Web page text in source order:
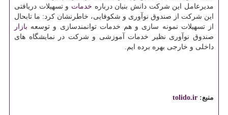
مدیرعامل این شرکت دانش بنیان درباره خدمات و تسهیلات دریافتی
این شرکت از صندوق نوآوری و شکوفایی، خاطرنشان کرد: ما تابحال
از تسهیلات نمونه سازی و هم خدمات توانمندسازی و توسعه بازار
صندوق نوآوری نظیر خدمات آموزشی و شرکت در نمایشگاه های
داخلی و خارجی بهره برده ایم.
منبع: tolido.ir